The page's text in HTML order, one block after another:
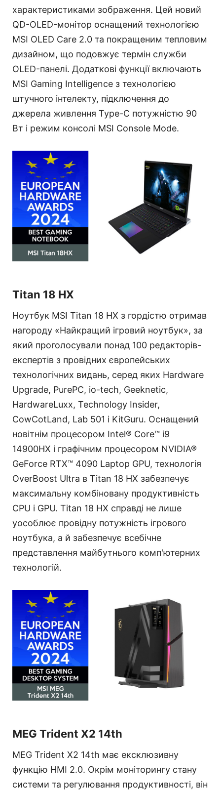
характеристиками зображення. Цей новий
QD-OLED-монітор оснащений технологією
MSI OLED Care 2.0 та покращеним тепловим
дизайном, що подовжує термін служби
OLED-панелі. Додаткові функції включають
MSI Gaming Intelligence з технологією
штучного інтелекту, підключення до
джерела живлення Type-C потужністю 90
Вт і режим консолі MSI Console Mode.
Titan 18 HX
Ноутбук MSI Titan 18 HX з гордістю отримав
нагороду «Найкращий ігровий ноутбук», за
який проголосували понад 100 редакторів-
експертів з провідних європейських
технологічних видань, серед яких Hardware
Upgrade, PurePC, io-tech, Geeknetic,
HardwareLuxx, Technology Insider,
CowCotLand, Lab 501 і KitGuru. Оснащений
новітнім процесором Intel® Core™ i9
14900HX і графічним процесором NVIDIA®
GeForce RTX™ 4090 Laptop GPU, технологія
OverBoost Ultra в Titan 18 HX забезпечує
максимальну комбіновану продуктивність
CPU і GPU. Titan 18 HX справді не лише
уособлює провідну потужність ігрового
ноутбука, а й забезпечує всебічне
представлення майбутнього комп'ютерних
технологій.
MEG Trident X2 14th
MEG Trident X2 14th має ексклюзивну
функцію HMI 2.0. Окрім моніторингу стану
системи та регулювання продуктивності, він